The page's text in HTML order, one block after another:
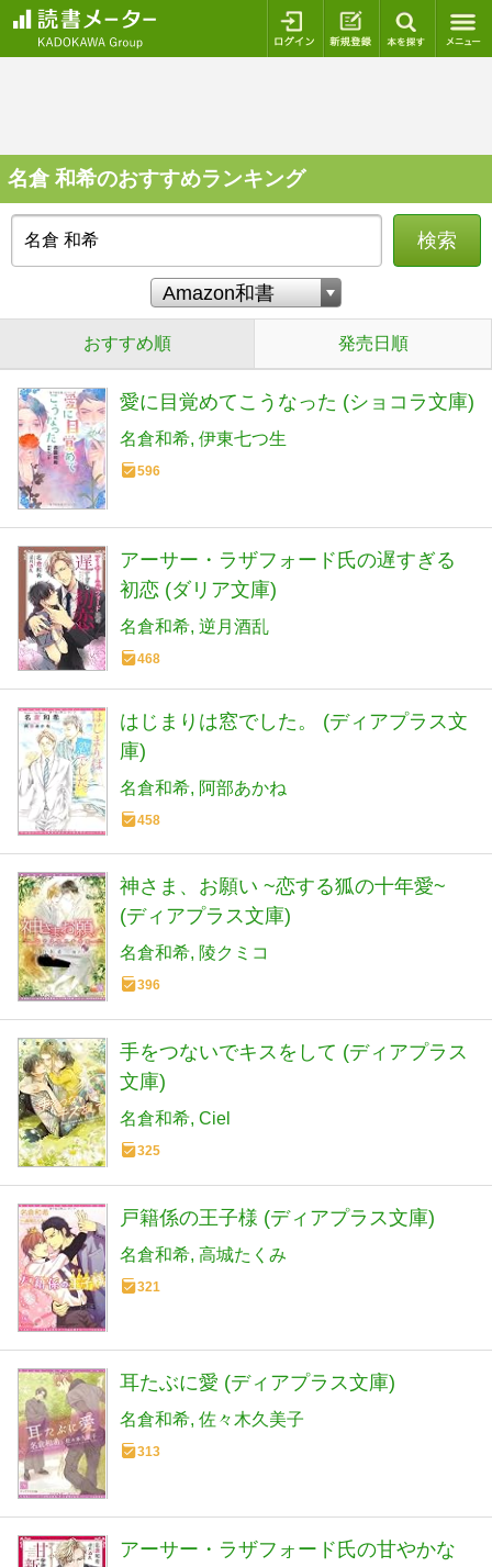
ログイン 新規登録
名倉 和希のおすすめランキング
検索
おすすめ順 発売日順
愛に目覚めてこうなった (ショコラ文庫)
名倉和希 伊東七つ生
596
アーサー・ラザフォード氏の遅すぎる
初恋 (ダリア文庫)
名倉和希 逆月酒乱
468
はじまりは窓でした。 (ディアプラス文
庫)
名倉和希 阿部あかね
458
神さま、お願い ~恋する狐の十年愛~
(ディアプラス文庫)
名倉和希 陵クミコ
396
手をつないでキスをして (ディアプラス
文庫)
名倉和希 Ciel
325
戸籍係の王子様 (ディアプラス文庫)
名倉和希 高城たくみ
321
耳たぶに愛 (ディアプラス文庫)
名倉和希 佐々木久美子
313
アーサー・ラザフォード氏の甘やかな